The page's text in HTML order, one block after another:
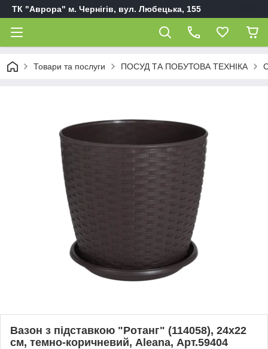
ТК "Аврора" м. Чернігів, вул. Любецька, 155
Товари та послуги ПОСУД ТА ПОБУТОВА ТЕХНІКА
Вазон з підставкою "Ротанг" (114058), 24х22
см, темно-коричневий, Aleana, Арт.59404